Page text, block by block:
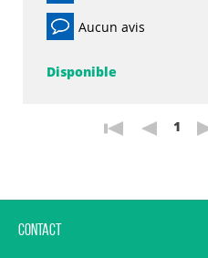
Aucun avis
Disponible
1
Contact